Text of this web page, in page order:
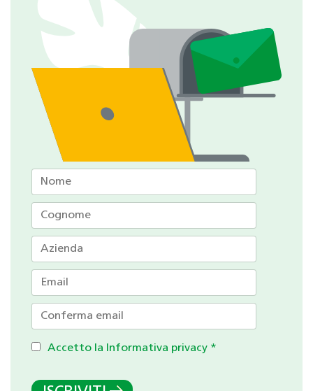
Accetto la Informativa privacy *